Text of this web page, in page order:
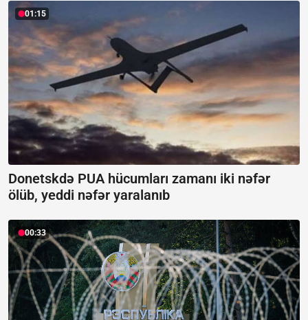
01:15
Donetskdə PUA hücumları zamanı iki nəfər
ölüb, yeddi nəfər yaralanıb
00:33